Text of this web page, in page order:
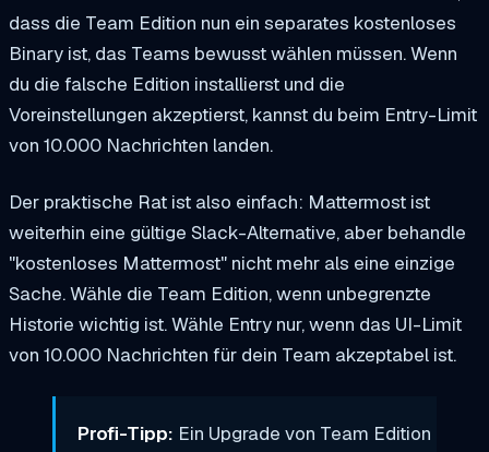
dass die Team Edition nun ein separates kostenloses
Binary ist, das Teams bewusst wählen müssen. Wenn
du die falsche Edition installierst und die
Voreinstellungen akzeptierst, kannst du beim Entry-Limit
von 10.000 Nachrichten landen.
Der praktische Rat ist also einfach: Mattermost ist
weiterhin eine gültige Slack-Alternative, aber behandle
"kostenloses Mattermost" nicht mehr als eine einzige
Sache. Wähle die Team Edition, wenn unbegrenzte
Historie wichtig ist. Wähle Entry nur, wenn das UI-Limit
von 10.000 Nachrichten für dein Team akzeptabel ist.
Profi-Tipp: Ein Upgrade von Team Edition